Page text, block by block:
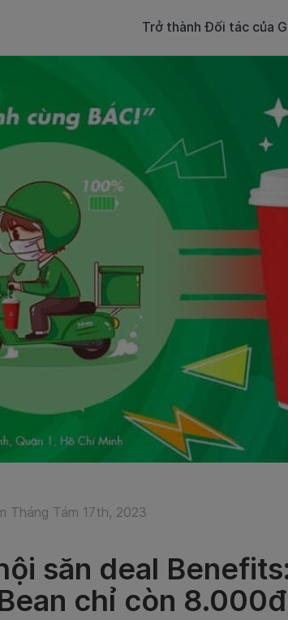
Trở thành Đối tác của
Tháng Tám 17th, 2023
săn deal
chỉ còn